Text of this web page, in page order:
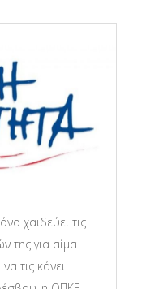
χαϊδεύει τις
της για αίμα
τις κάνει